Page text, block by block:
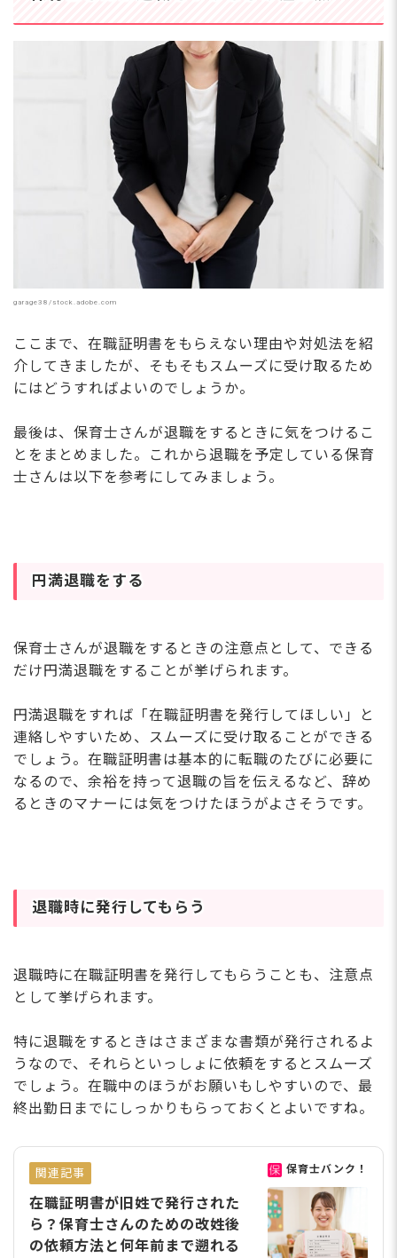
garage38/stock.adobe.com
ここまで、在職証明書をもらえない理由や対処法を紹
介してきましたが、そもそもスムーズに受け取るため
にはどうすればよいのでしょうか。
最後は、保育士さんが退職をするときに気をつけるこ
とをまとめました。これから退職を予定している保育
士さんは以下を参考にしてみましょう。
円満退職をする
保育士さんが退職をするときの注意点として、できる
だけ円満退職をすることが挙げられます。
円満退職をすれば「在職証明書を発行してほしい」と
連絡しやすいため、スムーズに受け取ることができる
でしょう。在職証明書は基本的に転職のたびに必要に
なるので、余裕を持って退職の旨を伝えるなど、辞め
るときのマナーには気をつけたほうがよさそうです。
退職時に発行してもらう
退職時に在職証明書を発行してもらうことも、注意点
として挙げられます。
特に退職をするときはさまざまな書類が発行されるよ
うなので、それらといっしょに依頼をするとスムーズ
でしょう。在職中のほうがお願いもしやすいので、最
終出勤日までにしっかりもらっておくとよいですね。
関連記事
在職証明書が旧姓で発行された
ら？保育士さんのための改姓後
の依頼方法と何年前まで遡れる
保育士バンク！